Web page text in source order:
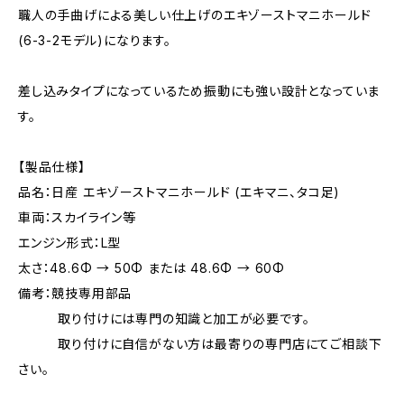
職人の手曲げによる美しい仕上げのエキゾーストマニホールド
(6-3-2モデル)になります。
差し込みタイプになっているため振動にも強い設計となっていま
す。
【製品仕様】
品名：日産 エキゾーストマニホールド (エキマニ、タコ足)
車両：スカイライン等
エンジン形式：L型
太さ：48.6Φ → 50Φ または 48.6Φ → 60Φ
備考：競技専用部品
取り付けには専門の知識と加工が必要です。
取り付けに自信がない方は最寄りの専門店にてご相談下
さい。